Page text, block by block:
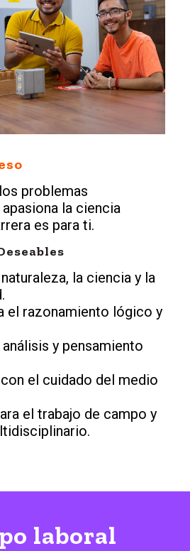
problemas
la ciencia
es para ti.
la ciencia y la
el razonamiento lógico y
y pensamiento
el cuidado del medio
el trabajo de campo y
laboral